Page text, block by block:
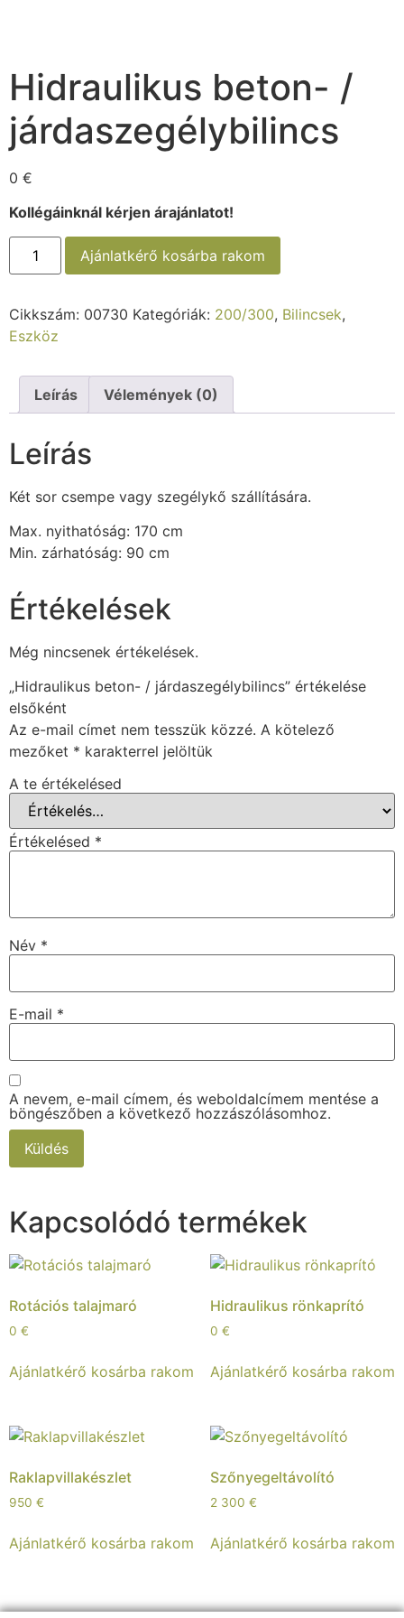
Hidraulikus beton- /
járdaszegélybilincs
0 €
Kollégáinknál kérjen árajánlatot!
Ajánlatkérő kosárba rakom
Cikkszám: 00730 Kategóriák: 200/300, Bilincsek,
Eszköz
Leírás Vélemények (0)
Leírás
Két sor csempe vagy szegélykő szállítására.
Max. nyithatóság: 170 cm
Min. zárhatóság: 90 cm
Értékelések
Még nincsenek értékelések.
„Hidraulikus beton- / járdaszegélybilincs” értékelése
elsőként
Az e-mail címet nem tesszük közzé. A kötelező
mezőket * karakterrel jelöltük
A te értékelésed
Értékelésed *
Név *
E-mail *
A nevem, e-mail címem, és weboldalcímem mentése a
böngészőben a következő hozzászólásomhoz.
Kapcsolódó termékek
Rotációs talajmaró
0 €
Ajánlatkérő kosárba rakom
Hidraulikus rönkaprító
0 €
Ajánlatkérő kosárba rakom
Raklapvillakészlet
950 €
Ajánlatkérő kosárba rakom
Szőnyegeltávolító
2 300 €
Ajánlatkérő kosárba rakom